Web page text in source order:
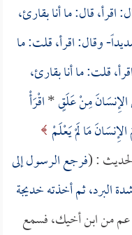
قال: ما أنا بقارئ،
وقال: اقرأ، قلت: ما
قلت: ما أنا بقارئ،
مِنْ عَلَقٍ*اقْرَأْ
مَا لَمْ يَعْلَمْ
فرجع الرسول إلى
البرد، ثم أخذتهخديجة
عم من ابن أخيك، فسمع